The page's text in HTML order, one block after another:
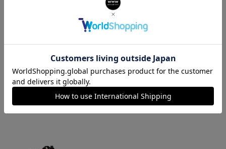
の花言葉“天
下無敵”のよ
うに、強さと
繊細な輝きを
持つ腕時計を
提案します。
生まれたフレ
グランスブラ
ンド。香りだ
新たに目に見
える形でさり
げなくあなた
す。
にはめるだけ
で健康状態を
す。